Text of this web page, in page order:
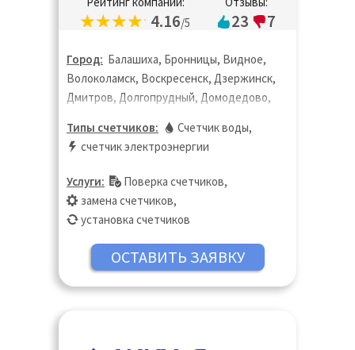
4.16/5 23 7
Город: Балашиха, Бронницы, Видное,
Волоколамск, Воскресенск, Дзержинск,
Дмитров, Долгопрудный, Домодедово,
Звенигород, Зеленоград, Истра, Кашира,
Клин, Коломна, Королёв, Котельники,
Красногорск, Краснознаменск, Лобня,
Лосино-Петровский, Луховицы,
Лыткарино, Люберцы, Можайск, Москва,
Московская область, Мытищи, Наро-
Фоминск, Ногинск, Одинцово, Орехово-
Зуево, Подольск, Пушкино, Сергиев
Посад, Серпухов, Талдом, Чехов,
Типы счетчиков: Счетчик воды,
счетчик электроэнергии
Услуги: Поверка счетчиков,
замена счетчиков,
установка счетчиков